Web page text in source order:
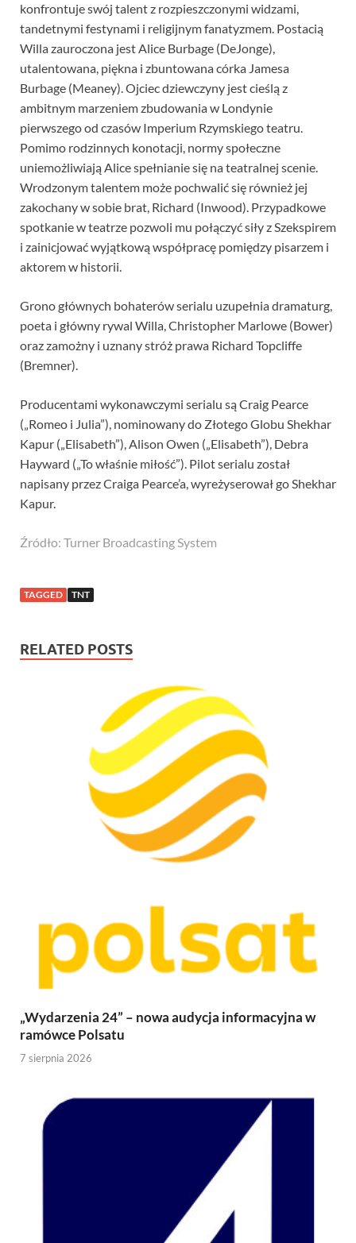
konfrontuje swój talent z rozpieszczonymi widzami,
tandetnymi festynami i religijnym fanatyzmem. Postacią
Willa zauroczona jest Alice Burbage (DeJonge),
utalentowana, piękna i zbuntowana córka Jamesa
Burbage (Meaney). Ojciec dziewczyny jest cieślą z
ambitnym marzeniem zbudowania w Londynie
pierwszego od czasów Imperium Rzymskiego teatru.
Pomimo rodzinnych konotacji, normy społeczne
uniemożliwiają Alice spełnianie się na teatralnej scenie.
Wrodzonym talentem może pochwalić się również jej
zakochany w sobie brat, Richard (Inwood). Przypadkowe
spotkanie w teatrze pozwoli mu połączyć siły z Szekspirem
i zainicjować wyjątkową współpracę pomiędzy pisarzem i
aktorem w historii.
Grono głównych bohaterów serialu uzupełnia dramaturg,
poeta i główny rywal Willa, Christopher Marlowe (Bower)
oraz zamożny i uznany stróż prawa Richard Topcliffe
(Bremner).
Producentami wykonawczymi serialu są Craig Pearce
(„Romeo i Julia”), nominowany do Złotego Globu Shekhar
Kapur („Elisabeth”), Alison Owen („Elisabeth”), Debra
Hayward („To właśnie miłość”). Pilot serialu został
napisany przez Craiga Pearce’a, wyreżyserował go Shekhar
Kapur.
Źródło: Turner Broadcasting System
TAGGED TNT
RELATED POSTS
„Wydarzenia 24” – nowa audycja informacyjna w
ramówce Polsatu
7 sierpnia 2026